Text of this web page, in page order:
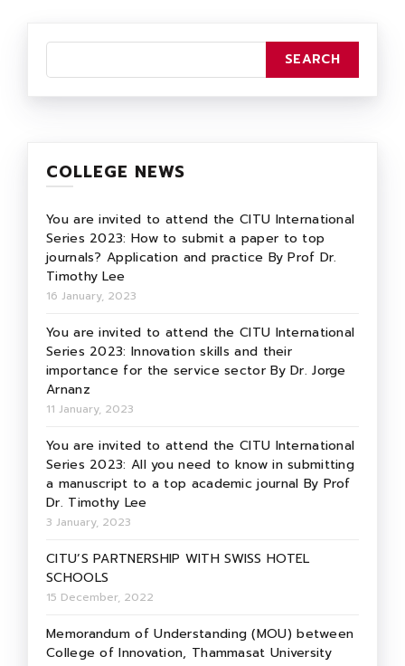
COLLEGE NEWS
You are invited to attend the CITU International
Series 2023: How to submit a paper to top
journals? Application and practice By Prof Dr.
Timothy Lee
16 January, 2023
You are invited to attend the CITU International
Series 2023: Innovation skills and their
importance for the service sector By Dr. Jorge
Arnanz
11 January, 2023
You are invited to attend the CITU International
Series 2023: All you need to know in submitting
a manuscript to a top academic journal By Prof
Dr. Timothy Lee
3 January, 2023
CITU’S PARTNERSHIP WITH SWISS HOTEL
SCHOOLS
15 December, 2022
Memorandum of Understanding (MOU) between
College of Innovation, Thammasat University